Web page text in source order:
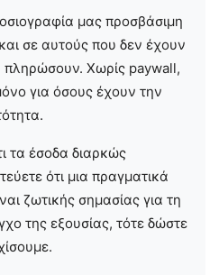
μας προσβάσιμη
σε αυτούς που δεν έχουν
πληρώσουν. Χωρίς paywall,
για όσους έχουν την
τα έσοδα διαρκώς
ότι μια πραγματικά
ζωτικής σημασίας για τη
της εξουσίας, τότε δώστε